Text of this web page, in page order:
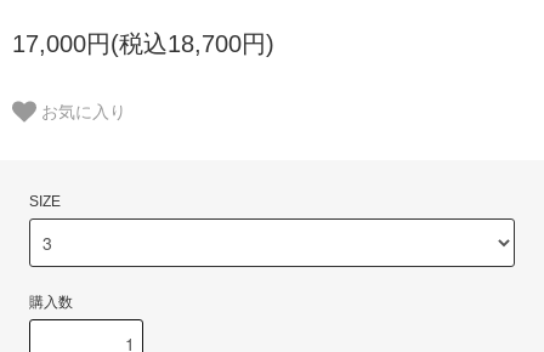
17,000円(税込18,700円)
お気に入り
SIZE
購入数